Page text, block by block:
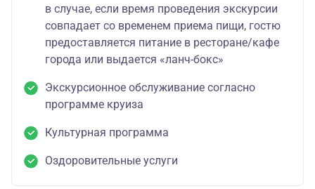
в случае, если время проведения экскурсии
совпадает со временем приема пищи, гостю
предоставляется питание в ресторане/кафе
города или выдается «ланч-бокс»
Экскурсионное обслуживание согласно
программе круиза
Культурная программа
Оздоровительные услуги